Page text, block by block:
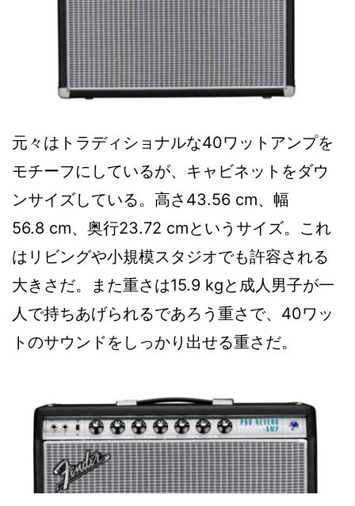
元々はトラディショナルな40ワットアンプを
モチーフにしているが、キャビネットをダウ
ンサイズしている。高さ43.56 cm、幅
56.8 cm、奥行23.72 cmというサイズ。これ
はリビングや小規模スタジオでも許容される
大きさだ。また重さは15.9 kgと成人男子が一
人で持ちあげられるであろう重さで、40ワッ
トのサウンドをしっかり出せる重さだ。